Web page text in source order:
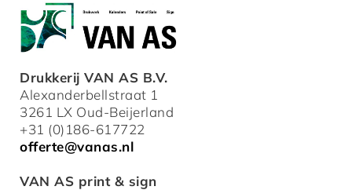
Drukkerij VAN AS B.V.
Alexanderbellstraat 1
3261 LX Oud-Beijerland
+31 (0)186-617722
offerte@vanas.nl
VAN AS print & sign